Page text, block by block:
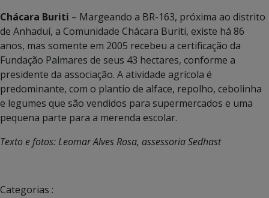
Chácara Buriti – Margeando a BR-163, próxima ao distrito
de Anhaduí, a Comunidade Chácara Buriti, existe há 86
anos, mas somente em 2005 recebeu a certificação da
Fundação Palmares de seus 43 hectares, conforme a
presidente da associação. A atividade agrícola é
predominante, com o plantio de alface, repolho, cebolinha
e legumes que são vendidos para supermercados e uma
pequena parte para a merenda escolar.
Texto e fotos: Leomar Alves Rosa, assessoria Sedhast
Categorias :